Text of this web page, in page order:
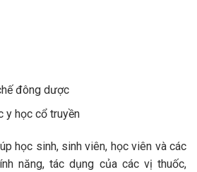
đông dược
y học cổ truyền
học sinh, sinh viên, học viên và các
năng, tác dụng của các vị thuốc,